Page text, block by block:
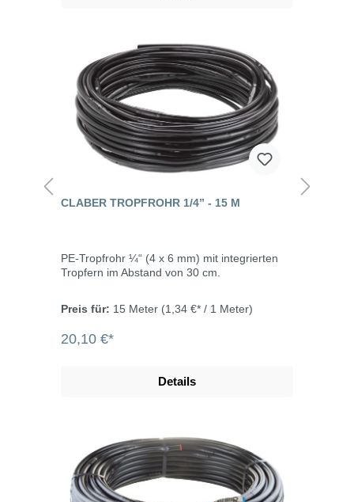
CLABER TROPFROHR 1/4” - 15 M
PE-Tropfrohr ¼“ (4 x 6 mm) mit integrierten
Tropfern im Abstand von 30 cm.
Preis für: 15 Meter (1,34 €* / 1 Meter)
20,10 €*
Details